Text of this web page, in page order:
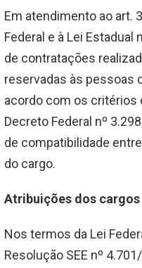
Em atendimento ao art.
Federal e à Lei Estadual
de contratações
reservadas às pessoas
acordo com os critérios
Decreto Federal nº
de compatibilidade
do cargo.
Atribuições dos cargos
Nos termos da Lei
Resolução SEE nº